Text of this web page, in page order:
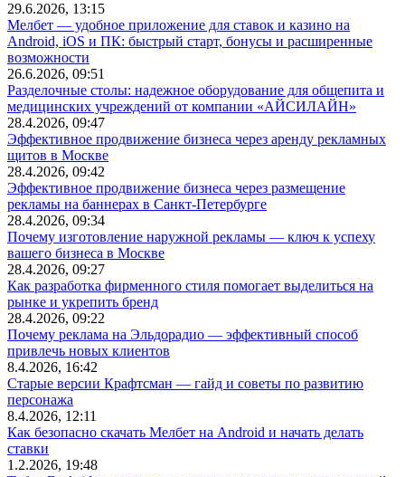
29.6.2026, 13:15
Мелбет — удобное приложение для ставок и казино на
Android, iOS и ПК: быстрый старт, бонусы и расширенные
возможности
26.6.2026, 09:51
Разделочные столы: надежное оборудование для общепита и
медицинских учреждений от компании «АЙСИЛАЙН»
28.4.2026, 09:47
Эффективное продвижение бизнеса через аренду рекламных
щитов в Москве
28.4.2026, 09:42
Эффективное продвижение бизнеса через размещение
рекламы на баннерах в Санкт-Петербурге
28.4.2026, 09:34
Почему изготовление наружной рекламы — ключ к успеху
вашего бизнеса в Москве
28.4.2026, 09:27
Как разработка фирменного стиля помогает выделиться на
рынке и укрепить бренд
28.4.2026, 09:22
Почему реклама на Эльдорадио — эффективный способ
привлечь новых клиентов
8.4.2026, 16:42
Старые версии Крафтсман — гайд и советы по развитию
персонажа
8.4.2026, 12:11
Как безопасно скачать Мелбет на Android и начать делать
ставки
1.2.2026, 19:48